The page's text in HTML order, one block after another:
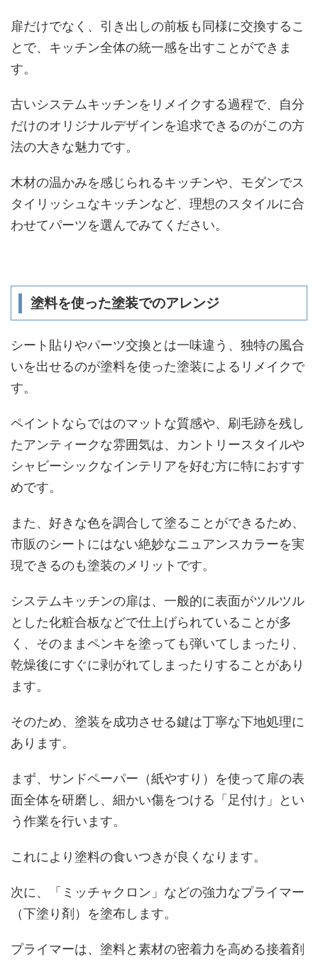
扉だけでなく、引き出しの前板も同様に交換するこ
とで、キッチン全体の統一感を出すことができま
す。
古いシステムキッチンをリメイクする過程で、自分
だけのオリジナルデザインを追求できるのがこの方
法の大きな魅力です。
木材の温かみを感じられるキッチンや、モダンでス
タイリッシュなキッチンなど、理想のスタイルに合
わせてパーツを選んでみてください。
塗料を使った塗装でのアレンジ
シート貼りやパーツ交換とは一味違う、独特の風合
いを出せるのが塗料を使った塗装によるリメイクで
す。
ペイントならではのマットな質感や、刷毛跡を残し
たアンティークな雰囲気は、カントリースタイルや
シャビーシックなインテリアを好む方に特におすす
めです。
また、好きな色を調合して塗ることができるため、
市販のシートにはない絶妙なニュアンスカラーを実
現できるのも塗装のメリットです。
システムキッチンの扉は、一般的に表面がツルツル
とした化粧合板などで仕上げられていることが多
く、そのままペンキを塗っても弾いてしまったり、
乾燥後にすぐに剥がれてしまったりすることがあり
ます。
そのため、塗装を成功させる鍵は丁寧な下地処理に
あります。
まず、サンドペーパー（紙やすり）を使って扉の表
面全体を研磨し、細かい傷をつける「足付け」とい
う作業を行います。
これにより塗料の食いつきが良くなります。
次に、「ミッチャクロン」などの強力なプライマー
（下塗り剤）を塗布します。
プライマーは、塗料と素材の密着力を高める接着剤